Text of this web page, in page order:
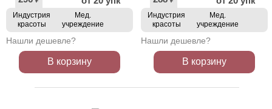
Индустрия
красоты
Мед.
учреждение
Нашли дешевле?
В корзину
Индустрия
красоты
Мед.
учреждение
Нашли дешевле?
В корзину